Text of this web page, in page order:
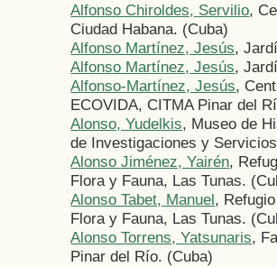
Alfonso Chiroldes, Servilio,
Ciudad Habana. (Cuba)
Alfonso Martínez, Jesús,
Alfonso Martínez, Jesús,
Alfonso-Martínez, Jesús,
ECOVIDA, CITMA Pinar del
Alonso, Yudelkis, Museo de
de Investigaciones y
Alonso Jiménez, Yairén,
Flora y Fauna, Las Tunas.
Alonso Tabet, Manuel,
Flora y Fauna, Las Tunas.
Alonso Torrens, Yatsunaris,
Pinar del Río. (Cuba)